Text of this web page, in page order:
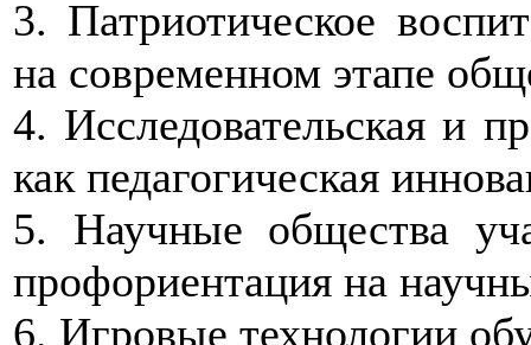
3. Патриотическое
на современном этапе
4. Исследовательская и
как педагогическая
5. Научные общества
профориентация на
6. Игровые технологии